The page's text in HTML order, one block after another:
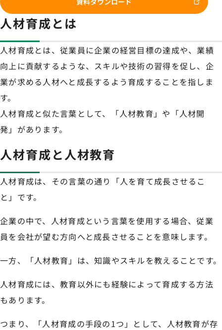
人材育成とは
人材育成とは、従業員に企業の経営目標の達成や、業績
向上に貢献するような、スキルや技術の習得を促し、企
業が求める人材へと成長するよう育成することを指しま
す。
人材育成と似た言葉として、「人材教育」や「人材開
発」があります。
人材育成と人材教育
人材育成は、その言葉の通り「人を育て成長させるこ
と」です。
企業の中で、人材育成という言葉を使用する場合、従業
員を会社が望む方向へと成長させることを意味します。
一方、「人材教育」は、知識やスキルを教えることです。
人材育成には、教育以外にも経験によって育成する方法
もあります。
つまり、「人材育成の手段の1つ」として、人材教育が存